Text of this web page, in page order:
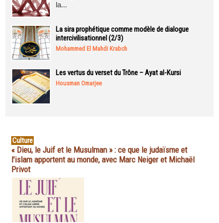
la...
La sira prophétique comme modèle de dialogue
intercivilisationnel (2/3)
Mohammed El Mahdi Krabch
Les vertus du verset du Trône – Ayat al-Kursi
Housman Omarjee
Culture
« Dieu, le Juif et le Musulman » : ce que le judaïsme et
l'islam apportent au monde, avec Marc Neiger et Michaël
Privot